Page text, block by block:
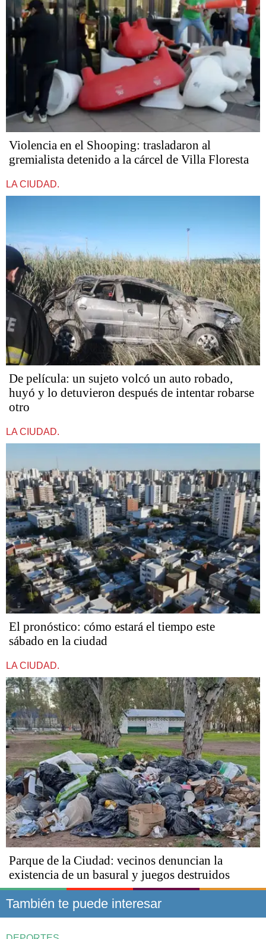
Violencia en el Shooping: trasladaron al
gremialista detenido a la cárcel de Villa Floresta
LA CIUDAD.
De película: un sujeto volcó un auto robado,
huyó y lo detuvieron después de intentar robarse
otro
LA CIUDAD.
El pronóstico: cómo estará el tiempo este
sábado en la ciudad
LA CIUDAD.
Parque de la Ciudad: vecinos denuncian la
existencia de un basural y juegos destruidos
También te puede interesar